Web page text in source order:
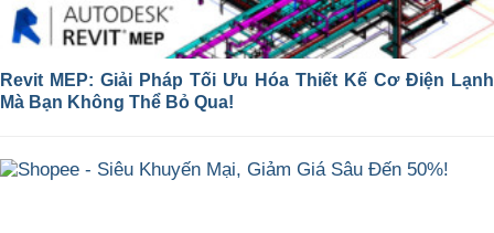
Revit MEP: Giải Pháp Tối Ưu Hóa Thiết Kế Cơ Điện Lạnh
Mà Bạn Không Thể Bỏ Qua!